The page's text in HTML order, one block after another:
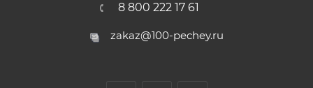
8 800 222 17 61
zakaz@100-pechey.ru